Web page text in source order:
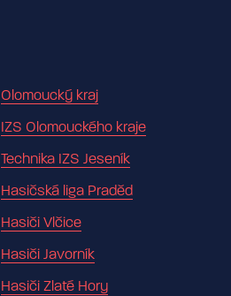
Olomoucký kraj
IZS Olomouckého kraje
Technika IZS Jeseník
Hasičská liga Praděd
Hasiči Vlčice
Hasiči Javorník
Hasiči Zlaté Hory